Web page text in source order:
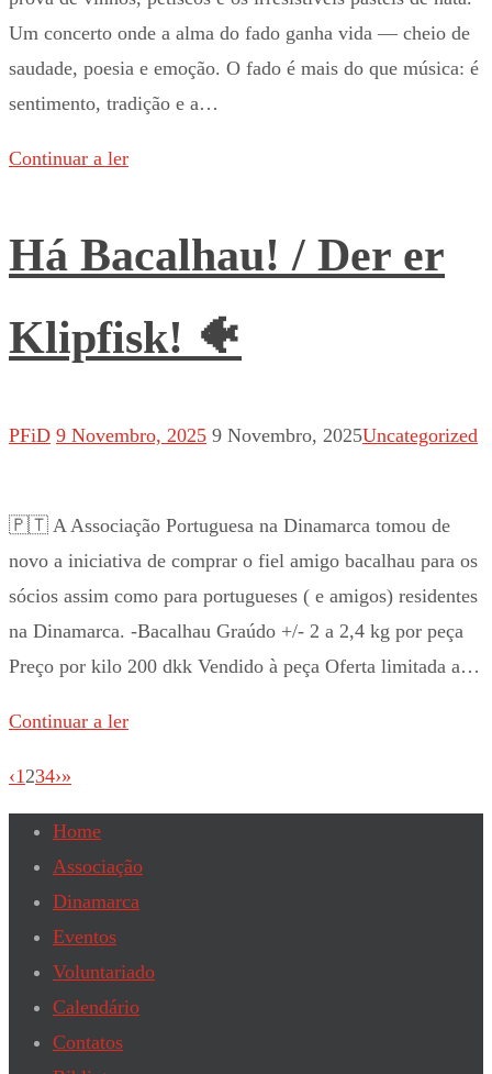
Um concerto onde a alma do fado ganha vida — cheio de
saudade, poesia e emoção. O fado é mais do que música: é
sentimento, tradição e a…
Continuar a ler
Há Bacalhau! / Der er
Klipfisk! 🐠
PFiD 9 Novembro, 2025 9 Novembro, 2025Uncategorized
🇵🇹 A Associação Portuguesa na Dinamarca tomou de
novo a iniciativa de comprar o fiel amigo bacalhau para os
sócios assim como para portugueses ( e amigos) residentes
na Dinamarca. -Bacalhau Graúdo +/- 2 a 2,4 kg por peça
Preço por kilo 200 dkk Vendido à peça Oferta limitada a…
Continuar a ler
‹1234›»
Home
Associação
Dinamarca
Eventos
Voluntariado
Calendário
Contatos